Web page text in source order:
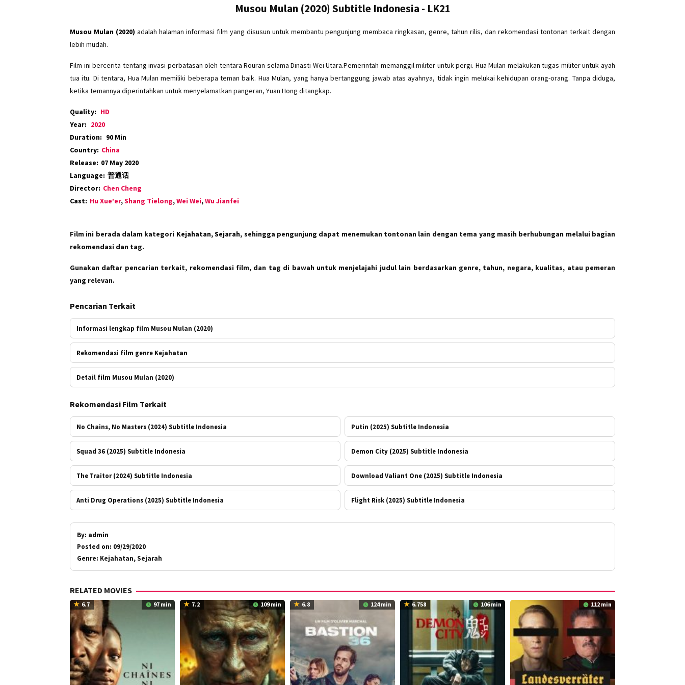
Musou Mulan (2020) Subtitle Indonesia - LK21
Musou Mulan (2020) adalah halaman informasi film yang disusun untuk membantu pengunjung membaca ringkasan, genre, tahun rilis, dan rekomendasi tontonan terkait dengan
lebih mudah.
Film ini bercerita tentang invasi perbatasan oleh tentara Rouran selama Dinasti Wei Utara.Pemerintah memanggil militer untuk pergi. Hua Mulan melakukan tugas militer untuk ayah
tua itu. Di tentara, Hua Mulan memiliki beberapa teman baik. Hua Mulan, yang hanya bertanggung jawab atas ayahnya, tidak ingin melukai kehidupan orang-orang. Tanpa diduga,
ketika temannya diperintahkan untuk menyelamatkan pangeran, Yuan Hong ditangkap.
Quality: HD
Year: 2020
Duration: 90 Min
Country: China
Release: 07 May 2020
Language: 普通话
Director: Chen Cheng
Cast: Hu Xue’er,Shang Tielong,Wei Wei,Wu Jianfei
Film ini berada dalam kategori Kejahatan, Sejarah, sehingga pengunjung dapat menemukan tontonan lain dengan tema yang masih berhubungan melalui bagian
rekomendasi dan tag.
Gunakan daftar pencarian terkait, rekomendasi film, dan tag di bawah untuk menjelajahi judul lain berdasarkan genre, tahun, negara, kualitas, atau pemeran
yang relevan.
Pencarian Terkait
Informasi lengkap film Musou Mulan (2020)
Rekomendasi film genre Kejahatan
Detail film Musou Mulan (2020)
Rekomendasi Film Terkait
No Chains, No Masters (2024) Subtitle Indonesia Putin (2025) Subtitle Indonesia
Squad 36 (2025) Subtitle Indonesia Demon City (2025) Subtitle Indonesia
The Traitor (2024) Subtitle Indonesia Download Valiant One (2025) Subtitle Indonesia
Anti Drug Operations (2025) Subtitle Indonesia Flight Risk (2025) Subtitle Indonesia
By: admin
Posted on: 09/29/2020
Genre: Kejahatan, Sejarah
RELATED MOVIES
6.7 97 min 7.2 109 min 6.8 124 min 6.758 106 min 112 min